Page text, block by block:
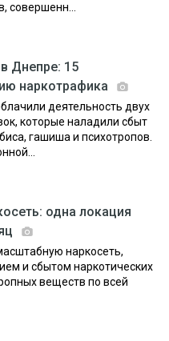
совершенн...
Днепре: 15
наркотрафика
деятельность двух
которые наладили сбыт
гашиша и психотропов.
одна локация
наркосеть,
и сбытом наркотических
веществ по всей